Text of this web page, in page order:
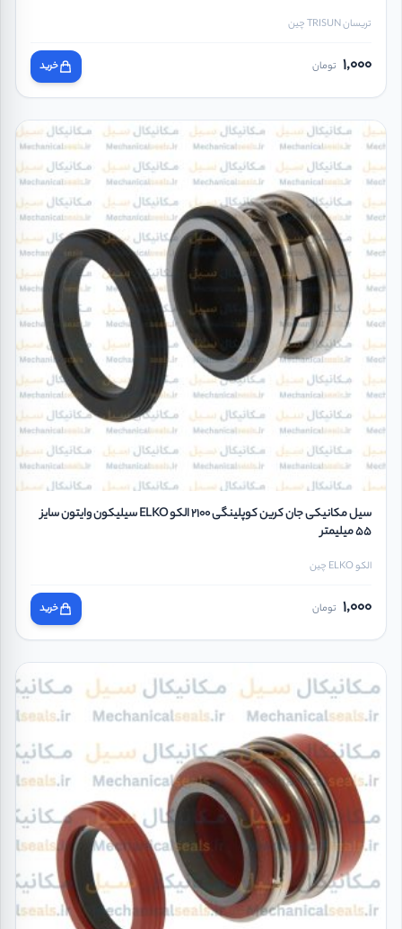
تریسان TRISUN چین
1,000 تومان خرید
سیل مکانیکی جان کرین کوپلینگی 2100 الکو ELKO سیلیکون وایتون سایز
55 میلیمتر
الکو ELKO چین
1,000 تومان خرید